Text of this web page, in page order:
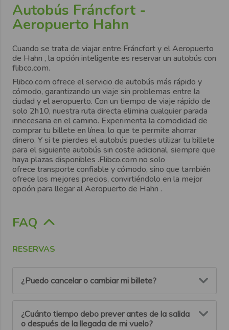
Autobús Fráncfort -
Aeropuerto Hahn
Cuando se trata de viajar entre Fráncforty elAeropuerto
de Hahn , la opción inteligente es reservar un autobús con
flibco.com.
Flibco.com ofrece elservicio de autobús más rápido y
cómodo, garantizando un viaje sin problemas entre la
ciudad y el aeropuerto. Con un tiempo de viaje rápido de
solo 2h10, nuestra ruta directa elimina cualquier parada
innecesaria en el camino. Experimenta la comodidad de
comprar tu billete en línea, lo que te permite ahorrar
dinero. Y si te pierdes el autobús puedes utilizar tu billete
para el siguiente autobús sin coste adicional, siempre que
haya plazas disponibles .Flibco.com no solo
ofrece transporte confiable y cómodo, sino que también
ofrece los mejores precios, convirtiéndolo en la mejor
opción para llegar al Aeropuerto de Hahn .
FAQ
RESERVAS
¿Puedo cancelar o cambiar mi billete?
Puedes cancelar o modificar tu reserva hasta 6 horas
antes de la salida programada.
¿Cuánto tiempo debo prever antes de la salida
o después de la llegada de mi vuelo?